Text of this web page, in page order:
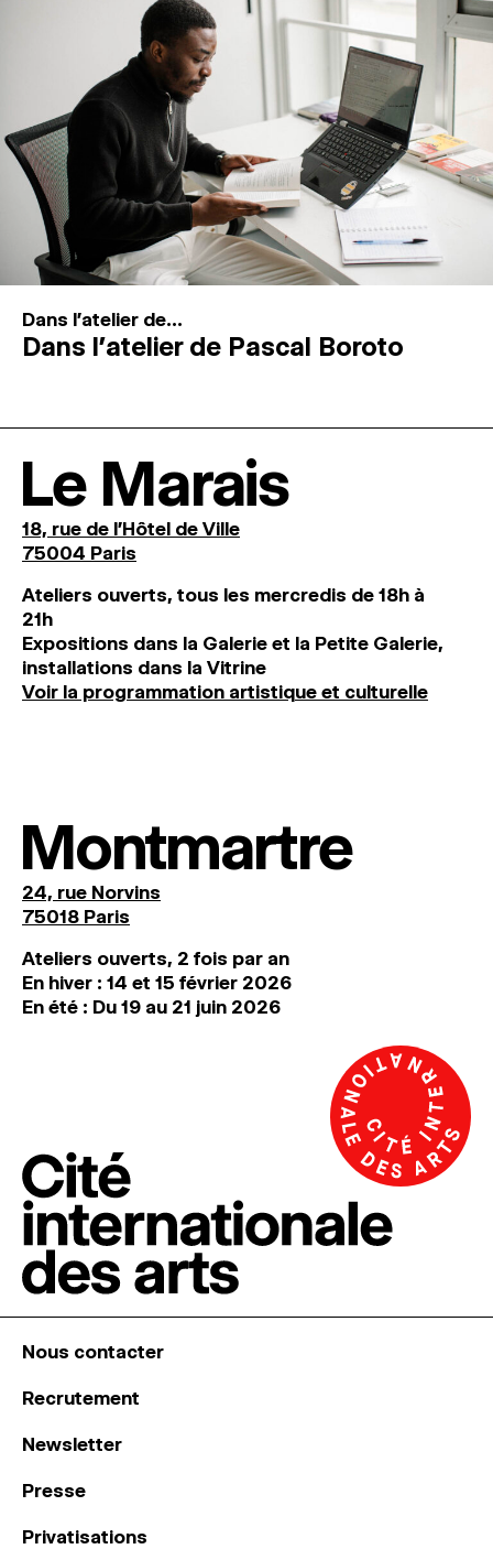
Dans l'atelier de...
Dans l’atelier de Pascal Boroto
Le Marais
18, rue de l'Hôtel de Ville
75004 Paris
Ateliers ouverts, tous les mercredis de 18h à
21h
Expositions dans la Galerie et la Petite Galerie,
installations dans la Vitrine
Voir la programmation artistique et culturelle
Montmartre
24, rue Norvins
75018 Paris
Ateliers ouverts, 2 fois par an
En hiver : 14 et 15 février 2026
En été : Du 19 au 21 juin 2026
Nous contacter
Recrutement
Newsletter
Presse
Privatisations